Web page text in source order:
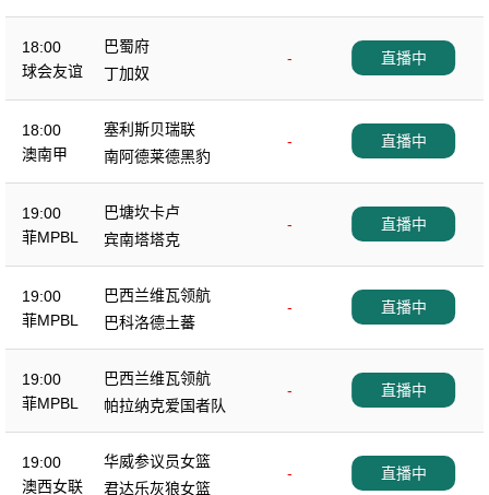
18:00
球会友谊
巴蜀府
-
丁加奴
直播中
18:00
澳南甲
塞利斯贝瑞联
-
南阿德莱德黑豹
直播中
19:00
菲MPBL
巴塘坎卡卢
-
宾南塔塔克
直播中
19:00
菲MPBL
巴西兰维瓦领航
-
巴科洛德土蕃
直播中
19:00
菲MPBL
巴西兰维瓦领航
-
帕拉纳克爱国者队
直播中
19:00
澳西女联
华威参议员女篮
-
君达乐灰狼女篮
直播中